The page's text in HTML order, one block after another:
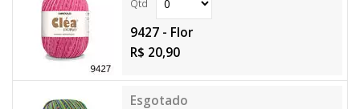
9427 - Flor
R$ 20,90